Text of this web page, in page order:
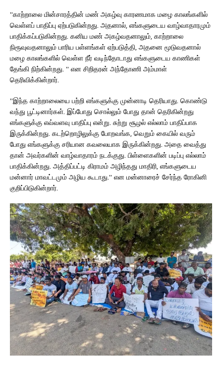
”காற்றாலை மின்சாரத்தின் மண் அகழ்வு காரணமாக மழை காலங்களில்
வெள்ளப் பாதிப்பு ஏற்படுகின்றது. அதனால், எங்களுடைய வாழ்வாதாரமும்
பாதிக்கப்படுகின்றது. கனிய மண் அகழ்வதனாலும், காற்றாலை
நிரூவுவதனாலும் பாரிய பள்ளங்கள் ஏற்படுத்தி, அதனை மூடுவதனால்
மழை காலங்களில் வெள்ள நீர் வடிந்தோடாது எங்களுடைய காணிகள்
தேங்கி நிற்கின்றது. ” என சிறிதரன் அந்தோணி அம்மாள்
தெரிவிக்கின்றார்.
”இந்த காற்றாலையை பற்றி எங்களுக்கு முன்னாடி தெரியாது. கொண்டு
வந்து பூட்டினார்கள். இப்போது சொல்லும் போது தான் தெரிகின்றது
எங்களுக்கு எவ்வளவு பாதிப்பு என்று. சுற்று சூழல் எல்லாம் பாதிப்பாக
இருக்கின்றது. கடற்றொழிலுக்கு போறவங்க, வெறும் கையில் வரும்
போது எங்களுக்கு சரியான கவலையாக இருக்கின்றது. அதை வைத்து
தான் அவர்களின் வாழ்வாதாரம் நடக்குது. பிள்ளைகளின் படிப்பு எல்லாம்
பாதிக்கின்றது. அத்திப்பட்டி கிராமம் அழிந்தது மாதிரி, எங்களுடைய
மன்னார் மாவட்டமும் அழிய கூடாது.” என மன்னாரைச் சேர்ந்த ரோகினி
குறிப்பிடுகின்றார்.